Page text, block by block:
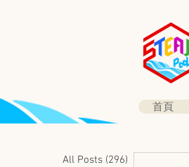
首頁
All Posts (296)